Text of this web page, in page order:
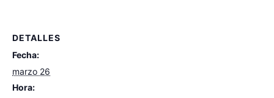
DETALLES
Fecha:
marzo 26
Hora: